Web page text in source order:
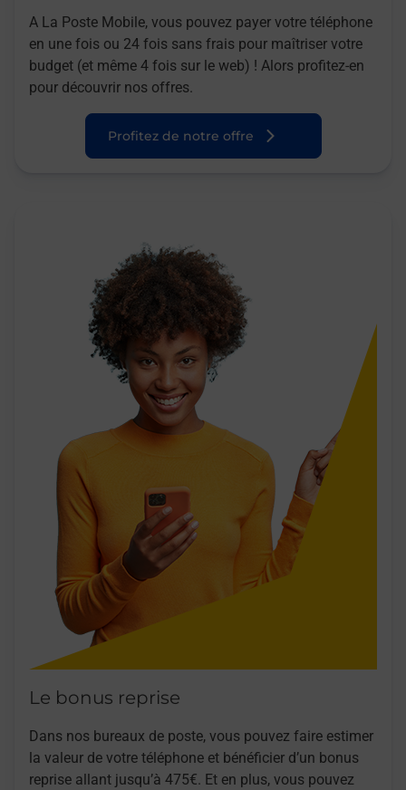
A La Poste Mobile, vous pouvez payer votre téléphone
en une fois ou 24 fois sans frais pour maîtriser votre
budget (et même 4 fois sur le web) ! Alors profitez-en
pour découvrir nos offres.
Profitez de notre offre
Le bonus reprise
Dans nos bureaux de poste, vous pouvez faire estimer
la valeur de votre téléphone et bénéficier d’un bonus
reprise allant jusqu’à 475€. Et en plus, vous pouvez